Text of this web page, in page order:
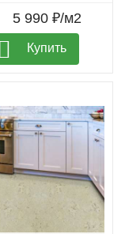
5 990 ₽/м2
Купить